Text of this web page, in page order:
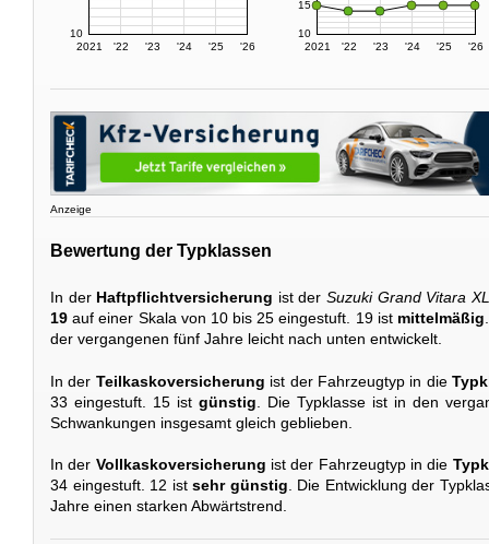
2021 '22 '23 '24 '25 '26
10
2021 '22 '23 '24 '25 '26
10
15
Anzeige
Bewertung der Typklassen
In der Haftpflichtversicherung ist derSuzuki Grand Vitara
19 auf einer Skala von 10 bis 25 eingestuft. 19 ist mittelmäßig
der vergangenen fünf Jahre leicht nach unten entwickelt.
In der Teilkaskoversicherung ist der Fahrzeugtyp in die
33 eingestuft. 15 ist günstig . Die Typklasse ist in den
Schwankungen insgesamt gleich geblieben.
In der Vollkaskoversicherung ist der Fahrzeugtyp in die
34 eingestuft. 12 ist sehr günstig. Die Entwicklung der
Jahre einen starken Abwärtstrend.